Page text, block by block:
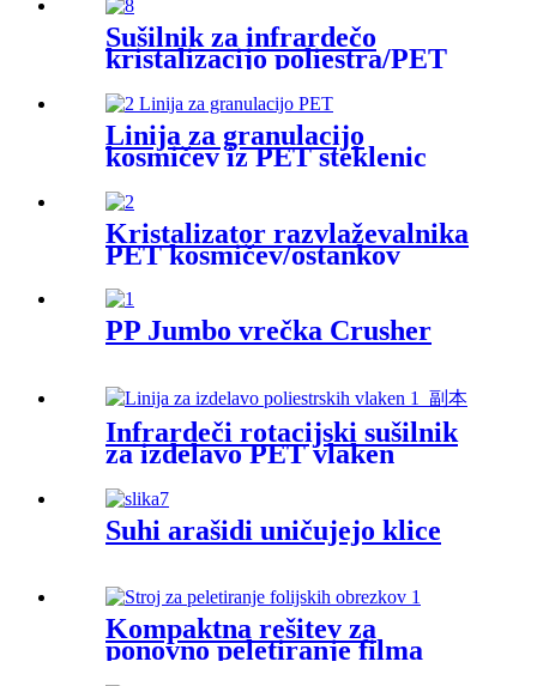
Sušilnik za infrardečo
kristalizacijo poliestra/PET
masterbatcha
Linija za granulacijo
kosmičev iz PET steklenic
Kristalizator razvlaževalnika
PET kosmičev/ostankov
PP Jumbo vrečka Crusher
Infrardeči rotacijski sušilnik
za izdelavo PET vlaken
Suhi arašidi uničujejo klice
Kompaktna rešitev za
ponovno peletiranje filma